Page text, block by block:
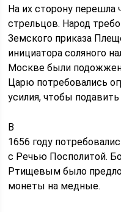
На их сторону перешла
стрельцов. Народ
Земского приказа
инициатора соляного
Москве были
Царю потребовались
усилия, чтобы подавить
В
1656 году
с Речью Посполитой.
Ртищевым было
монеты на медные.